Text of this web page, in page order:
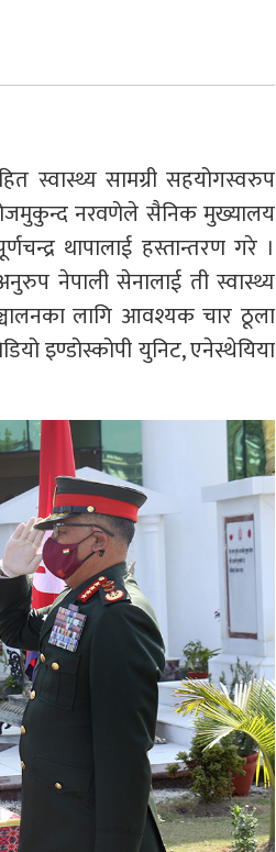
स्वास्थ्य सामग्री सहयोगस्वरुप
नरवणेले सैनिक मुख्यालय
थापालाई हस्तान्तरण गरे ।
नेपाली सेनालाई ती स्वास्थ्य
लागि आवश्यक चार ठूला
इण्डोस्कोपी युनिट, एनेस्थेयिया